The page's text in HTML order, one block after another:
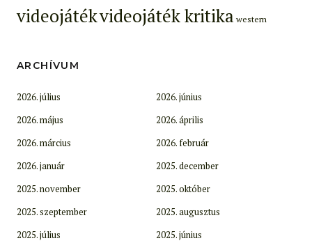
videojátékvideojáték kritika western
ARCHÍVUM
2026. július
2026. június
2026. május
2026. április
2026. március
2026. február
2026. január
2025. december
2025. november
2025. október
2025. szeptember
2025. augusztus
2025. július
2025. június